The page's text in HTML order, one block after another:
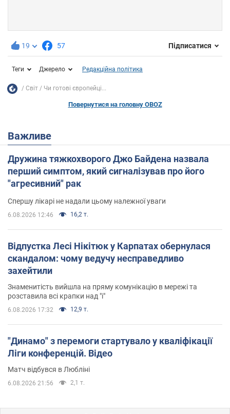
19 57 Підписатися
Теги Джерело Редакційна політика
Світ Чи готові європейці...
Повернутися на головну OBOZ
Важливе
Дружина тяжкохворого Джо Байдена назвала
перший симптом, який сигналізував про його
"агресивний" рак
Спершу лікарі не надали цьому належної уваги
6.08.2026 12:46 16,2 т.
Відпустка Лесі Нікітюк у Карпатах обернулася
скандалом: чому ведучу несправедливо
захейтили
Знаменитість вийшла на пряму комунікацію в мережі та
розставила всі крапки над "і"
6.08.2026 17:32 12,9 т.
"Динамо" з перемоги стартувало у кваліфікації
Ліги конференцій. Відео
Матч відбувся в Любліні
6.08.2026 21:56 2,1 т.